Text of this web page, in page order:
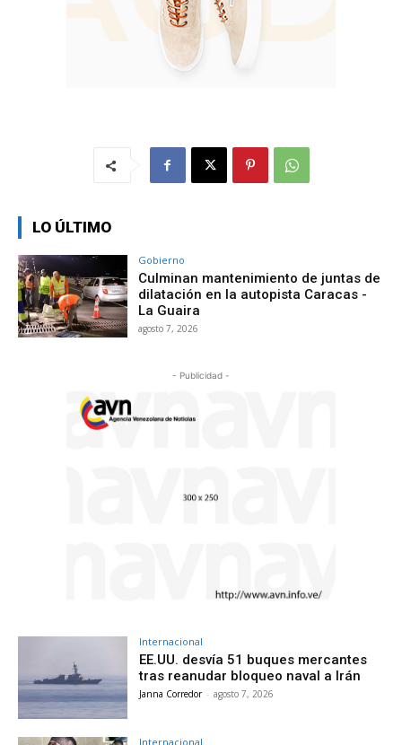
LO ÚLTIMO
Gobierno
Culminan mantenimiento de juntas de
dilatación en la autopista Caracas -
La Guaira
agosto 7, 2026
- Publicidad -
Internacional
EE.UU. desvía 51 buques mercantes
tras reanudar bloqueo naval a Irán
Janna Corredor - agosto 7, 2026
Internacional